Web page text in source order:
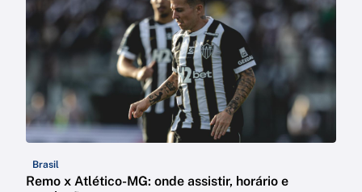
Brasil
Remo x Atlético-MG: onde assistir, horário e